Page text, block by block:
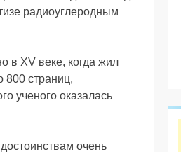
радиоуглеродным
в XV веке, когда жил
800 страниц,
ученого оказалась
очень